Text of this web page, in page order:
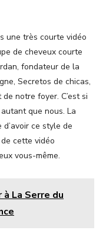
une très courte vidéo
de cheveux courte
fondateur de la
Secretos de chicas,
notre foyer. C’est si
que nous. La
ce style de
cette vidéo
vous-même.
La Serre du